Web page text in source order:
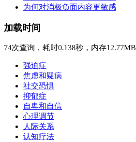
为何对消极负面内容更敏感
加载时间
74次查询，耗时0.138秒，内存12.77MB
强迫症
焦虑和疑病
社交恐惧
抑郁症
自卑和自信
心理调节
人际关系
认知疗法